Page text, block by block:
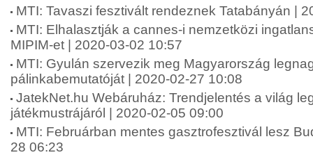
MTI: Tavaszi fesztivált rendeznek Tatabányán |
MTI: Elhalasztják a cannes-i nemzetközi
MIPIM-et | 2020-03-02 10:57
MTI: Gyulán szervezik meg Magyarország
pálinkabemutatóját | 2020-02-27 10:08
JatekNet.hu Webáruház: Trendjelentés a világ
játékmustrájáról | 2020-02-05 09:00
MTI: Februárban mentes gasztrofesztivál lesz
28 06:23